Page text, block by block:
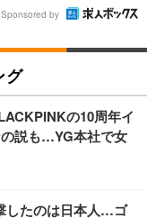
Sponsored by
グ
の10周年イ
説も…YG本社で女
したのは日本人…ゴ